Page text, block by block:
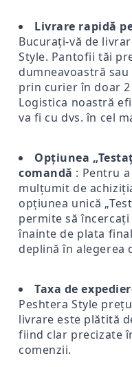
Livrare rapidă
Bucurați-vă de
Style. Pantofii tăi
dumneavoastră
prin curier în doar
Logistica noastră
va fi cu dvs. în cel
Opțiunea
comandă : Pentru
mulțumit de
opțiunea unică
permite să
înainte de plata
deplină în alegerea
Taxa de
Peshtera Style
livrare este plătită
fiind clar precizate
comenzii.